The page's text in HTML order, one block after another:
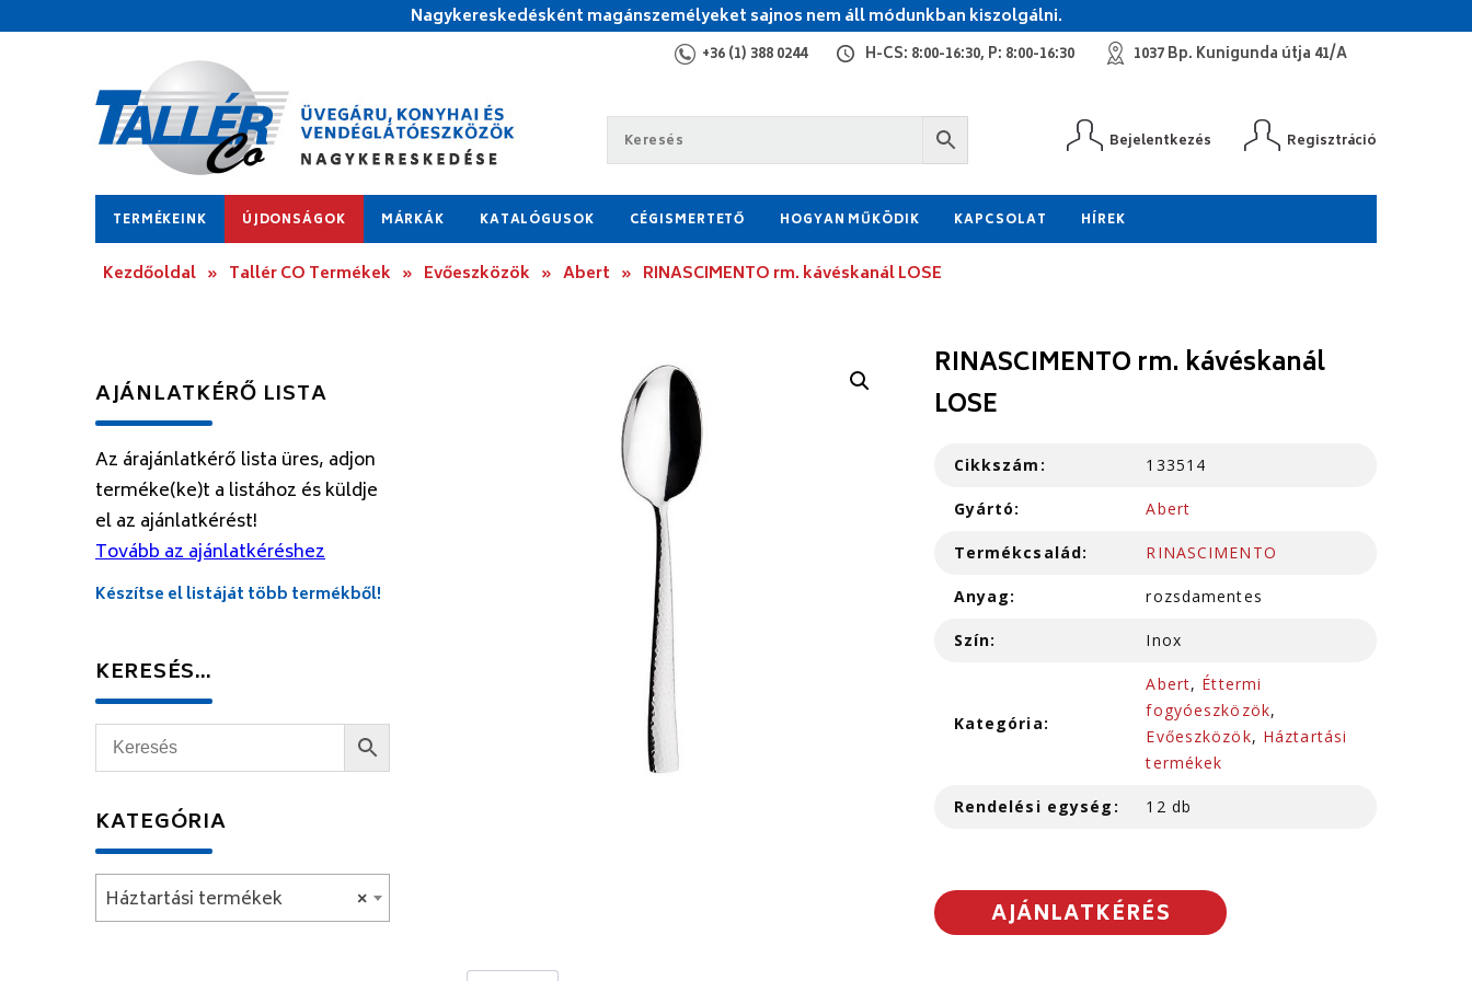
Nagykereskedésként magánszemélyeket sajnos nem áll módunkban kiszolgálni.
+36 (1) 388 0244 H-CS: 8:00-16:30, P: 8:00-16:30 1037 Bp. Kunigunda útja 41/A
Bejelentkezés Regisztráció
TERMÉKEINK ÚJDONSÁGOK MÁRKÁK KATALÓGUSOK CÉGISMERTETŐ HOGYAN MŰKÖDIK KAPCSOLAT HÍREK
Kezdőoldal » Tallér CO Termékek » Evőeszközök » Abert » RINASCIMENTO rm. kávéskanál LOSE
RINASCIMENTO rm. kávéskanál
LOSE
Cikkszám: 133514
Gyártó: Abert
Termékcsalád: RINASCIMENTO
Anyag: rozsdamentes
Szín: Inox
Kategória:
Abert, Éttermi
fogyóeszközök,
Evőeszközök, Háztartási
termékek
Rendelési egység: 12 db
AJÁNLATKÉRÉS
AJÁNLATKÉRŐ LISTA
Az árajánlatkérő lista üres, adjon
terméke(ke)t a listához és küldje
el az ajánlatkérést!
Tovább az ajánlatkéréshez
Készítse el listáját több termékből!
KERESÉS…
KATEGÓRIA
×
Háztartási termékek